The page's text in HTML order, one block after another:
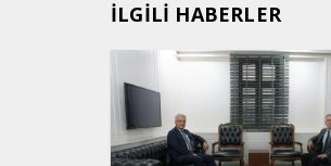
İLGİLİ HABERLER